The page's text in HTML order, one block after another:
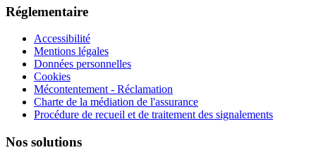
Réglementaire
Accessibilité
Mentions légales
Données personnelles
Cookies
Mécontentement - Réclamation
Charte de la médiation de l'assurance
Procédure de recueil et de traitement des signalements
Nos solutions